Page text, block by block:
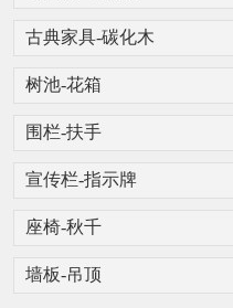
古典家具-碳化木
树池-花箱
围栏-扶手
宣传栏-指示牌
座椅-秋千
墙板-吊顶